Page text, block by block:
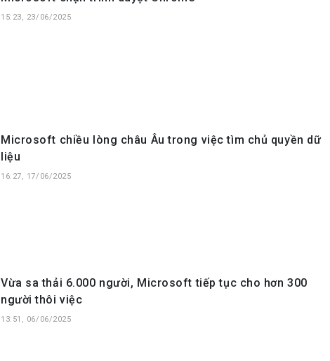
15:23, 23/06/2025
Microsoft chiều lòng châu Âu trong việc tìm chủ quyền dữ
liệu
16:27, 17/06/2025
Vừa sa thải 6.000 người, Microsoft tiếp tục cho hơn 300
người thôi việc
13:51, 06/06/2025